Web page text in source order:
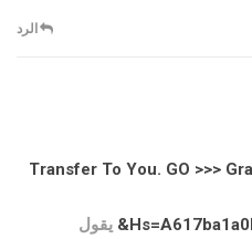
الرد
Transfer To You. GO >>>
يقول